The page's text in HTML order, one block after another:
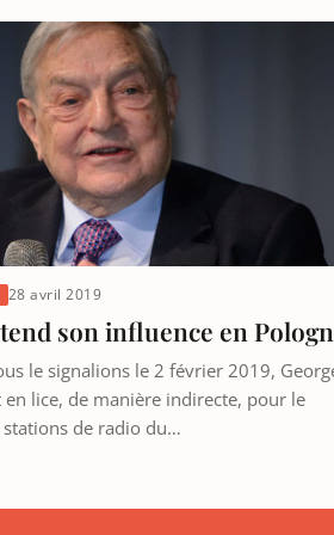
28 avril 2019
son influence en
le signalions le 2 février 2019,
en lice, de manière indirecte, pour le
stations de radio du…